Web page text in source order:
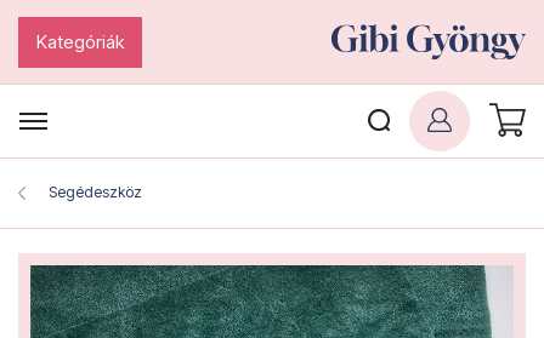
Kategóriák
Segédeszköz